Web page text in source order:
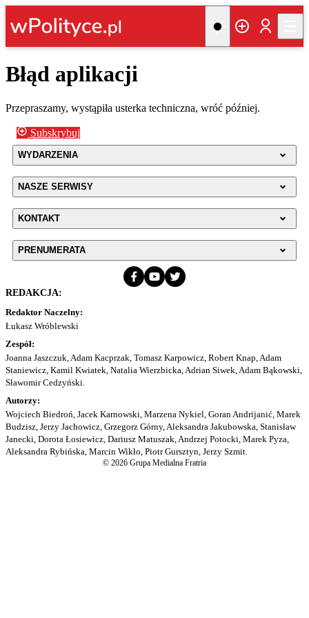
Błąd aplikacji
Przepraszamy, wystąpiła usterka techniczna, wróć później.
Subskrybuj
WYDARZENIA
NASZE SERWISY
KONTAKT
PRENUMERATA
REDAKCJA:
Redaktor Naczelny:
Łukasz Wróblewski
Zespół:
Joanna Jaszczuk, Adam Kacprzak, Tomasz Karpowicz, Robert Knap, Adam
Staniewicz, Kamil Kwiatek, Natalia Wierzbicka, Adrian Siwek, Adam Bąkowski,
Sławomir Cedzyński.
Autorzy:
Wojciech Biedroń, Jacek Karnowski, Marzena Nykiel, Goran Andrijanić, Marek
Budzisz, Jerzy Jachowicz, Grzegorz Górny, Aleksandra Jakubowska, Stanisław
Janecki, Dorota Łosiewicz, Dariusz Matuszak, Andrzej Potocki, Marek Pyza,
Aleksandra Rybińska, Marcin Wikło, Piotr Gursztyn, Jerzy Szmit.
© 2026 Grupa Medialna Fratria